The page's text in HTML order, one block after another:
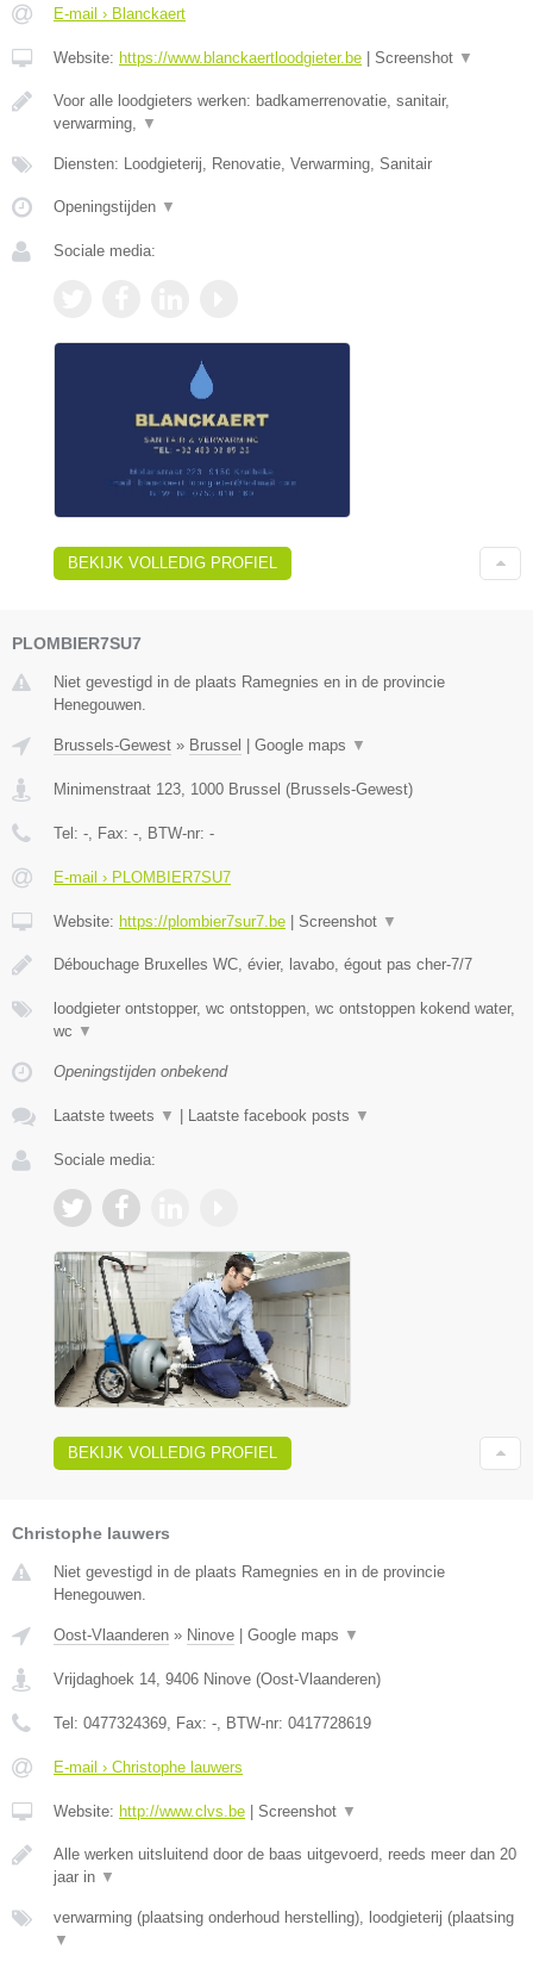
E-mail › Blanckaert
Website: https://www.blanckaertloodgieter.be Screenshot ▼
Voor alle loodgieters werken: badkamerrenovatie, sanitair,
verwarming,
▼
Diensten: Loodgieterij, Renovatie, Verwarming, Sanitair
Openingstijden ▼
Sociale media:
BEKIJK VOLLEDIG PROFIEL
PLOMBIER7SU7
Niet gevestigd in de plaats Ramegnies en in de provincie
Henegouwen.
Brussels-Gewest » Brussel | Google maps ▼
Minimenstraat 123 1000 Brussel (Brussels-Gewest)
Tel: - , Fax: - , BTW-nr: -
E-mail › PLOMBIER7SU7
Website: https://plombier7sur7.be | Screenshot ▼
Débouchage Bruxelles WC, évier, lavabo, égout pas cher-7/7
loodgieter ontstopper, wc ontstoppen, wc ontstoppen kokend water,
wc ▼
Openingstijden onbekend
Laatste tweets ▼ | Laatste facebook posts ▼
Sociale media:
BEKIJK VOLLEDIG PROFIEL
Christophe lauwers
Niet gevestigd in de plaats Ramegnies en in de provincie
Henegouwen.
Oost-Vlaanderen » Ninove | Google maps ▼
Vrijdaghoek 14 9406 Ninove (Oost-Vlaanderen)
Tel: 0477324369 , Fax: - , BTW-nr: 0417728619
E-mail › Christophe lauwers
Website: http://www.clvs.be | Screenshot ▼
Alle werken uitsluitend door de baas uitgevoerd, reeds meer dan 20
jaar in ▼
verwarming (plaatsing onderhoud herstelling), loodgieterij (plaatsing
▼